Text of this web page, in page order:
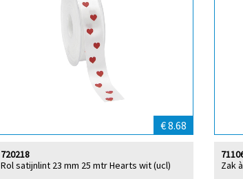
€ 8.68
Rol satijnlint 23 mm 25 mtr Hearts wit (ucl)
720218
Zak